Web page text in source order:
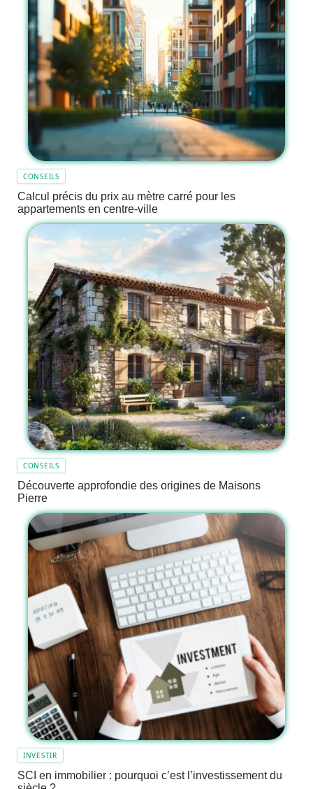
CONSEILS
Calcul précis du prix au mètre carré pour les
appartements en centre-ville
CONSEILS
Découverte approfondie des origines de Maisons
Pierre
INVESTIR
SCI en immobilier : pourquoi c’est l’investissement du